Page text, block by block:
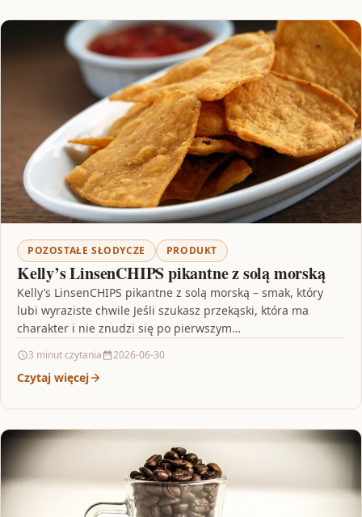
POZOSTAŁE SŁODYCZE PRODUKT
Kelly’s LinsenCHIPS pikantne z solą morską
Kelly’s LinsenCHIPS pikantne z solą morską – smak, który
lubi wyraziste chwile Jeśli szukasz przekąski, która ma
charakter i nie znudzi się po pierwszym…
3 minut czytania 2026-06-30
Czytaj więcej